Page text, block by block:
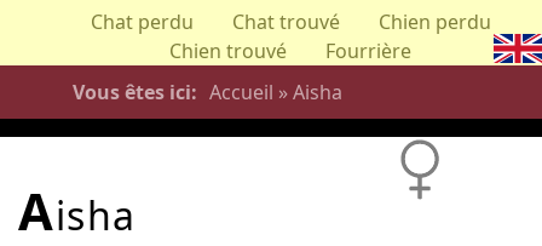
Chat perdu Chat trouvé
Chien perdu
Chien trouvé
Fourrière
Vous êtes ici
Accueil »Aisha
aisha